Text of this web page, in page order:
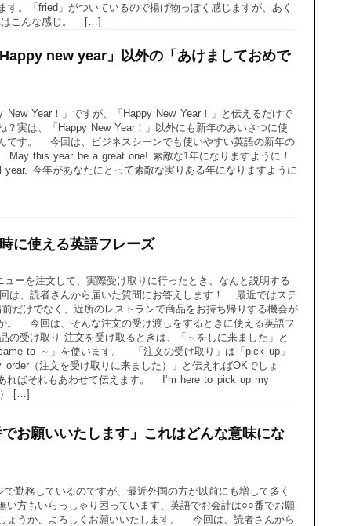
。「fried」がついているので揚げ物っぽく感じますが、あく
はこんな感じ。 […]
new year」以外の「あけましておめで
Year！」ですが、「Happy New Year！」と伝えるだけで
？実は、「Happy New Year！」以外にも新年のあいさつに使
です。 今回は、ビジネスシーンでも使いやすい英語の新年の
this year be a great one! 素敵な1年になりますように！
今年があなたにとって素敵な実りある年になりますように
に使える英語フレーズ
ーを注文して、実際受け取りに行ったとき、なんと説明する
は、読者さんから届いた質問にお答えします！ 最近ではステ
だけでなく、近所のレストランで商品をお持ち帰りする機会が
。 今回は、そんな注文の受け渡しをするときに使える英語フ
受け取り 注文を受け取るときは、「～をしに来ました」と
to ～」を使います。 「注文の受け取り」は「pick up」
（注文を受け取りに来ました）」と伝えればOKでしょ
ればそれもあわせて伝えます。 I’m here to pick up my
） […]
お願いいたします」これはどんな意味にな
勤務しているのですが、最近外国の方が以前にも増して多く
い方もいらっしゃり困っています、英語でお会計は○○番でお願
ょうか、よろしくお願いいたします。 今回は、読者さんから